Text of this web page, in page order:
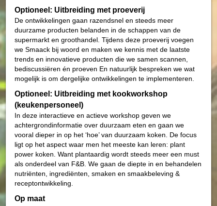
Optioneel: Uitbreiding met proeverij
De ontwikkelingen gaan razendsnel en steeds meer
duurzame producten belanden in de schappen van de
supermarkt en groothandel. Tijdens deze proeverij voegen
we Smaack bij woord en maken we kennis met de laatste
trends en innovatieve producten die we samen scannen,
bediscussiëren én proeven En natuurlijk bespreken we wat
mogelijk is om dergelijke ontwikkelingen te implementeren.
Optioneel: Uitbreiding met kookworkshop
(keukenpersoneel)
In deze interactieve en actieve workshop geven we
achtergrondinformatie over duurzaam eten en gaan we
vooral dieper in op het ‘hoe’ van duurzaam koken. De focus
ligt op het aspect waar men het meeste kan leren: plant
power koken. Want plantaardig wordt steeds meer een must
als onderdeel van F&B. We gaan de diepte in en behandelen
nutriënten, ingrediënten, smaken en smaakbeleving &
receptontwikkeling.
Op maat